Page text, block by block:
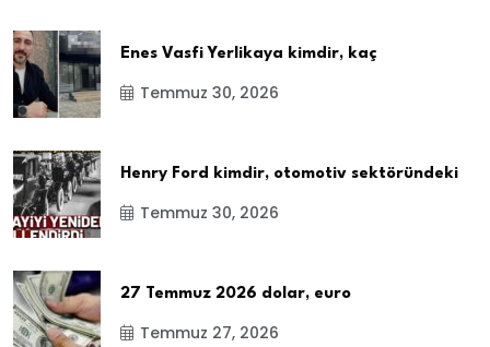
Enes Vasfi Yerlikaya kimdir, kaç
Temmuz 30, 2026
Henry Ford kimdir, otomotiv sektöründeki
Temmuz 30, 2026
27 Temmuz 2026 dolar, euro
Temmuz 27, 2026